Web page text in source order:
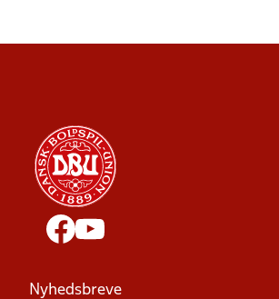
Nyhedsbreve